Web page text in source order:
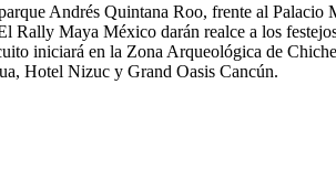
Andrés Quintana Roo, frente al
Maya México darán realce a los
iniciará en la Zona Arqueológica de
Hotel Nizuc y Grand Oasis Cancún.